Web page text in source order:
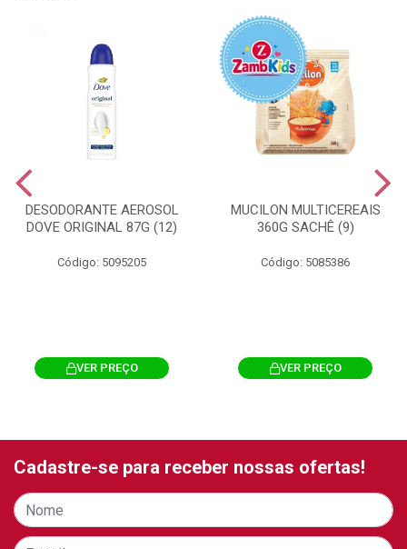
DESODORANTE AEROSOL
DOVE ORIGINAL 87G (12)
Código: 5095205
VER PREÇO
MUCILON MULTICEREAIS
360G SACHÊ (9)
Código: 5085386
VER PREÇO
Cadastre-se para receber nossas ofertas!